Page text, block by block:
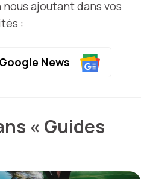
ajoutant dans vos
:
News
« Guides